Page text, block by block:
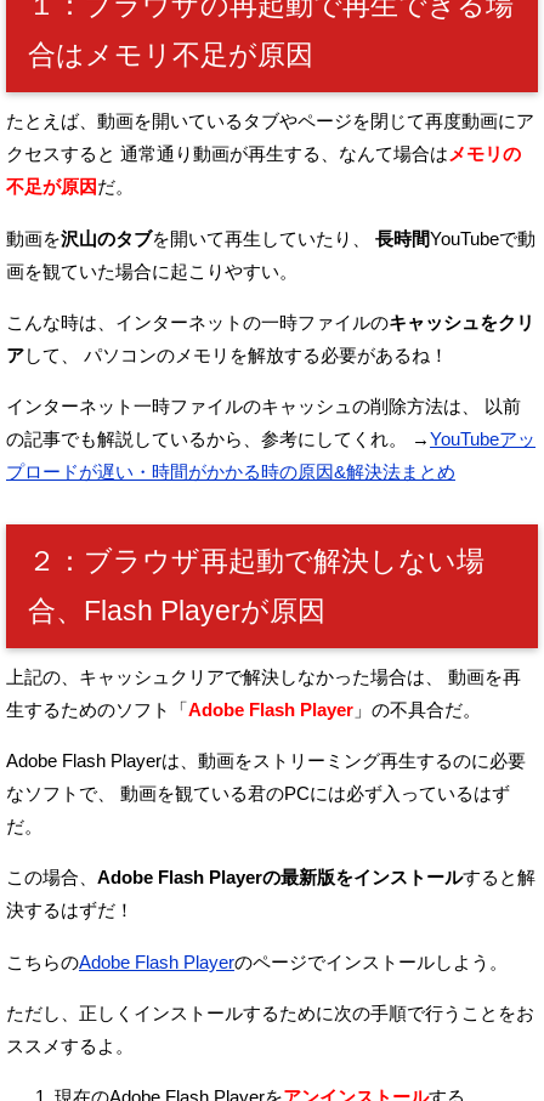
合はメモリ不足が原因
たとえば、動画を開いているタブやページを閉じて再度動画にア
クセスすると 通常通り動画が再生する、なんて場合はメモリの
不足が原因だ。
動画を沢山のタブを開いて再生していたり、 長時間YouTubeで動
画を観ていた場合に起こりやすい。
こんな時は、インターネットの一時ファイルのキャッシュをクリ
アして、 パソコンのメモリを解放する必要があるね！
インターネット一時ファイルのキャッシュの削除方法は、
以前
の記事でも解説しているから、参考にしてくれ。
→YouTubeアッ
プロードが遅い・時間がかかる時の原因&解決法まとめ
２：ブラウザ再起動で解決しない場
合、Flash Playerが原因
上記の、キャッシュクリアで解決しなかった場合は、
動画を再
生するためのソフト「Adobe Flash Player 」の不具合だ。
Adobe Flash Playerは、動画をストリーミング再生するのに必要
なソフトで、
動画を観ている君のPCには必ず入っているはず
だ。
この場合、 Adobe Flash Playerの最新版をインストールすると解
決するはずだ！
こちらのAdobe Flash Playerのページでインストールしよう。
ただし、正しくインストールするために次の手順で行うことをお
ススメするよ。
現在のAdobe Flash Playerをアンインストールする